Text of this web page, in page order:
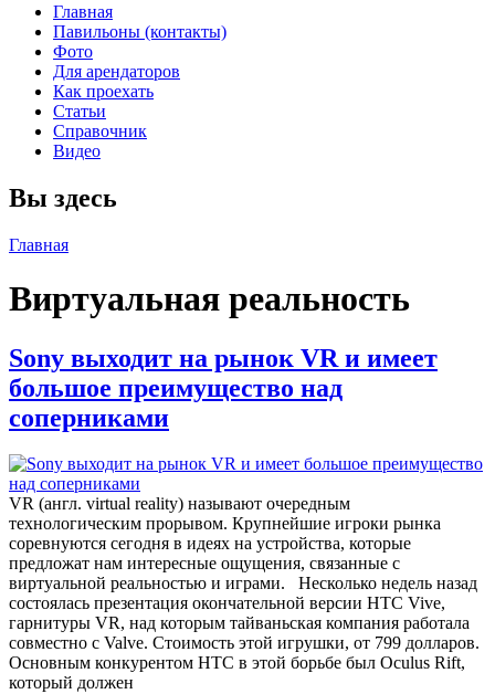
Главная
Павильоны (контакты)
Фото
Для арендаторов
Как проехать
Статьи
Справочник
Видео
Вы здесь
Главная
Виртуальная реальность
Sony выходит на рынок VR и имеет
большое преимущество над
соперниками
VR (англ. virtual reality) называют очередным
технологическим прорывом. Крупнейшие игроки рынка
соревнуются сегодня в идеях на устройства, которые
предложат нам интересные ощущения, связанные с
виртуальной реальностью и играми. Несколько недель назад
состоялась презентация окончательной версии HTC Vive,
гарнитуры VR, над которым тайваньская компания работала
совместно с Valve. Стоимость этой игрушки, от 799 долларов.
Основным конкурентом HTC в этой борьбе был Oculus Rift,
который должен